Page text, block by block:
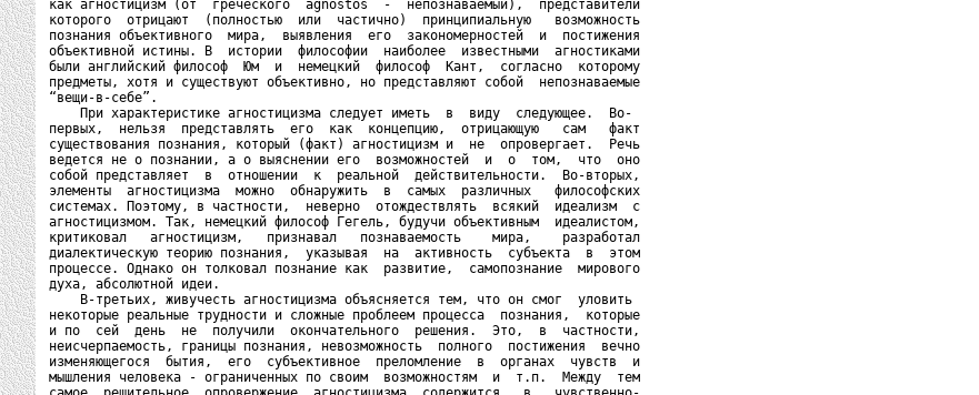
как агностицизм (от  греческого  agnostos  -  непознаваемый),  представители
которого  отрицают  (полностью  или  частично)  принципиальную   возможность
познания объективного  мира,  выявления  его  закономерностей  и  постижения
объективной истины. В  истории  философии  наиболее  известными  агностиками
были английский философ  Юм  и  немецкий  философ  Кант,  согласно  которому
предметы, хотя и существуют объективно, но представляют собой  непознаваемые
“вещи-в-себе”.
    При характеристике агностицизма следует иметь  в  виду  следующее.  Во-
первых,  нельзя  представлять  его  как  концепцию,  отрицающую   сам   факт
существования познания, который (факт) агностицизм и  не  опровергает.  Речь
ведется не о познании, а о выяснении его  возможностей  и  о  том,  что  оно
собой представляет  в  отношении  к  реальной  действительности.  Во-вторых,
элементы  агностицизма  можно  обнаружить  в  самых  различных   философских
системах. Поэтому, в частности,  неверно  отождествлять  всякий  идеализм  с
агностицизмом. Так, немецкий философ Гегель, будучи объективным  идеалистом,
критиковал   агностицизм,   признавал   познаваемость    мира,    разработал
диалектическую теорию познания,  указывая  на  активность  субъекта  в  этом
процессе. Однако он толковал познание как  развитие,  самопознание  мирового
духа, абсолютной идеи.
    В-третьих, живучесть агностицизма объясняется тем, что он смог  уловить
некоторые реальные трудности и сложные проблеем процесса  познания,  которые
и по  сей  день  не  получили  окончательного  решения.  Это,  в  частности,
неисчерпаемость, границы познания, невозможность  полного  постижения  вечно
изменяющегося  бытия,  его  субъективное  преломление  в  органах  чувств  и
мышления человека - ограниченных по своим  возможностям  и  т.п.  Между  тем